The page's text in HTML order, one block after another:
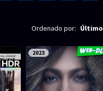
Ordenado por: Último
2023